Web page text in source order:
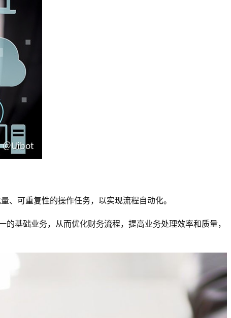
可重复性的操作任务，以实现流程自动化。
基础业务，从而优化财务流程，提高业务处理效率和质量，